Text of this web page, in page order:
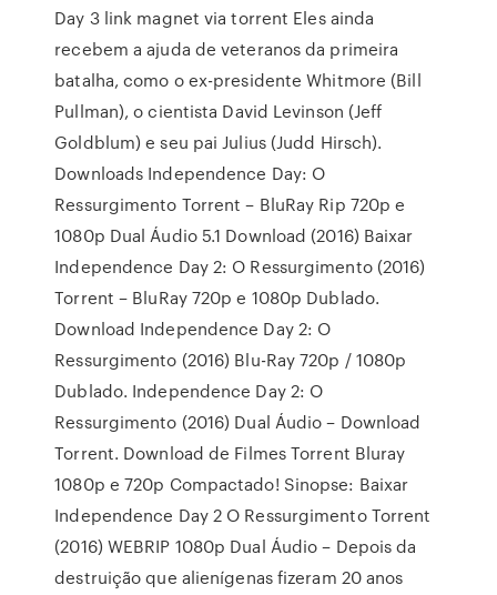
Day 3 link magnet via torrent Eles ainda
recebem a ajuda de veteranos da primeira
batalha, como o ex-presidente Whitmore (Bill
Pullman), o cientista David Levinson (Jeff
Goldblum) e seu pai Julius (Judd Hirsch).
Downloads Independence Day: O
Ressurgimento Torrent – BluRay Rip 720p e
1080p Dual Áudio 5.1 Download (2016) Baixar
Independence Day 2: O Ressurgimento (2016)
Torrent – BluRay 720p e 1080p Dublado.
Download Independence Day 2: O
Ressurgimento (2016) Blu-Ray 720p / 1080p
Dublado. Independence Day 2: O
Ressurgimento (2016) Dual Áudio – Download
Torrent. Download de Filmes Torrent Bluray
1080p e 720p Compactado! Sinopse: Baixar
Independence Day 2 O Ressurgimento Torrent
(2016) WEBRIP 1080p Dual Áudio – Depois da
destruição que alienígenas fizeram 20 anos